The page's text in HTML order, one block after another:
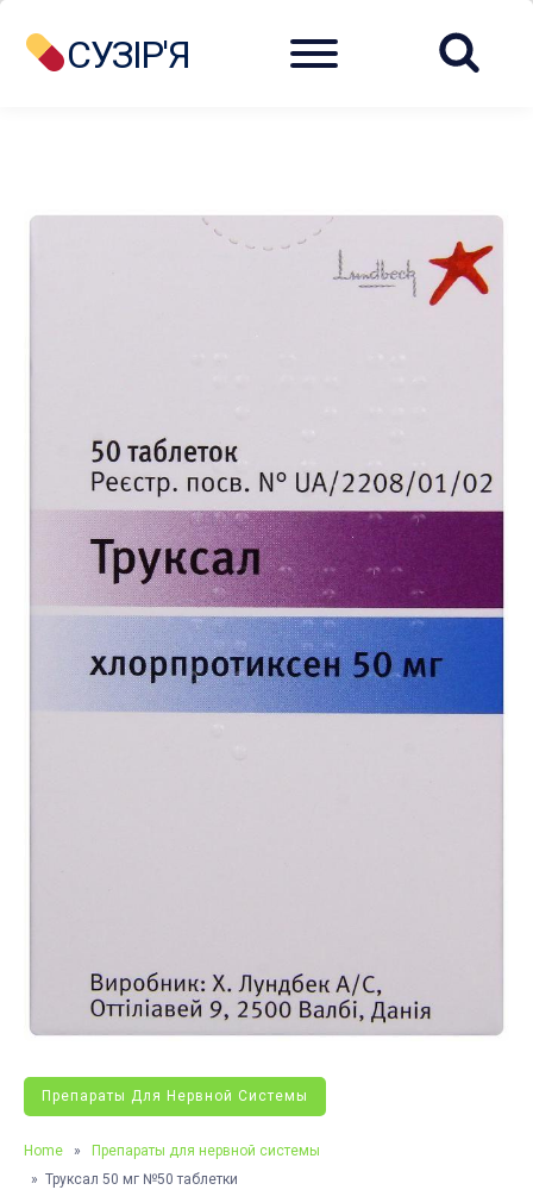
СУЗІР'Я Menu
Препараты Для Нервной Системы
Home »
Препараты для нервной системы
» Труксал 50 мг №50 таблетки